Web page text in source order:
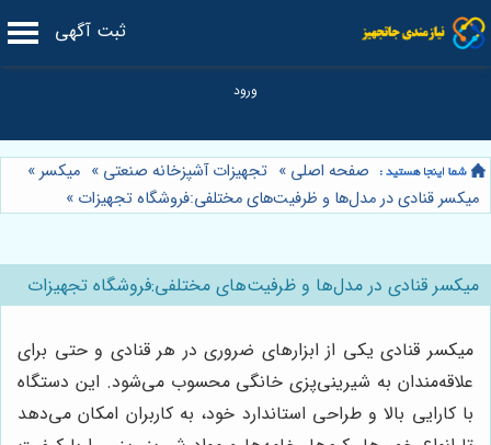
ثبت آگهی
صفحه اصلی » تجهیزات آشپزخانه صنعتی » میکسر»
میکسر قنادی در مدل‌ها و ظرفیت‌های مختلفی:فروشگاه تجهیزات »
میکسر قنادی در مدل‌ها و ظرفیت‌های مختلفی:فروشگاه تجهیزات
میکسر قنادی یکی از ابزارهای ضروری در هر قنادی و حتی برای
علاقه‌مندان به شیرینی‌پزی خانگی محسوب می‌شود. این دستگاه
با کارایی بالا و طراحی استاندارد خود، به کاربران امکان می‌دهد